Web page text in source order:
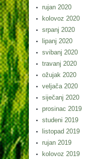
rujan 2020
kolovoz 2020
srpanj 2020
lipanj 2020
svibanj 2020
travanj 2020
ožujak 2020
veljača 2020
siječanj 2020
prosinac 2019
studeni 2019
listopad 2019
rujan 2019
kolovoz 2019